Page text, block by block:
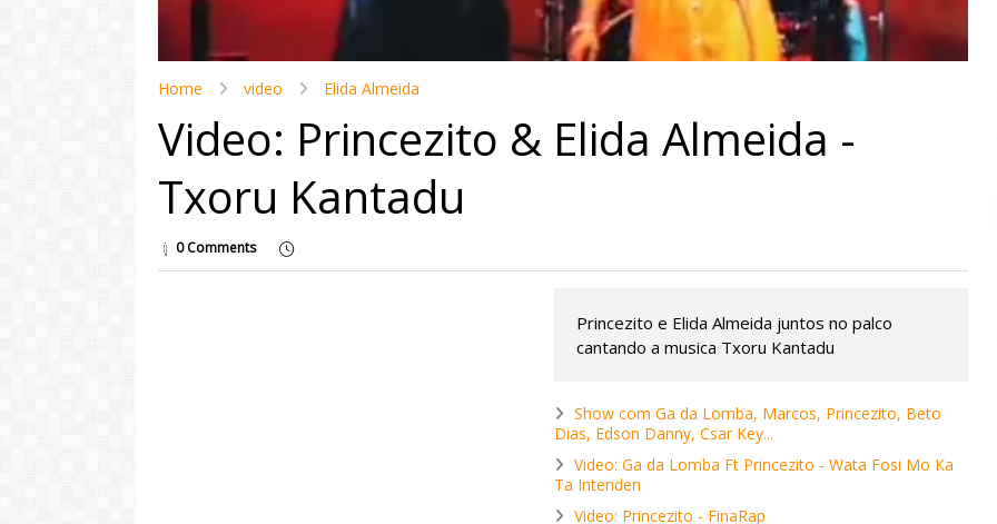
Home video Elida Almeida
Video: Princezito & Elida Almeida -
Txoru Kantadu
0 Comments
Princezito e Elida Almeida juntos no palco
cantando a musica Txoru Kantadu
Show com Ga da Lomba, Marcos, Princezito, Beto
Dias, Edson Danny, Csar Key...
Video: Ga da Lomba Ft Princezito - Wata Fosi Mo Ka
Ta Intenden
Video: Princezito - FinaRap